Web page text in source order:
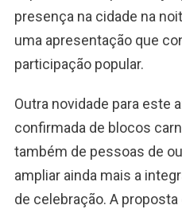
presença na cidade na
uma apresentação que
participação popular.
Outra novidade para este
confirmada de blocos
também de pessoas de
ampliar ainda mais a
de celebração. A